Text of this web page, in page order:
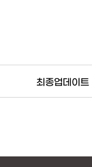
최종업데이트